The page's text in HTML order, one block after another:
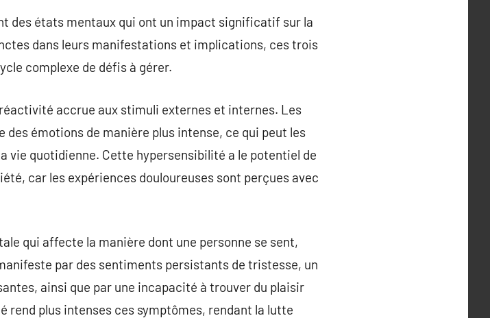
des états mentaux qui ont un impact significatif sur la
dans leurs manifestations et implications, ces trois
complexe de défis à gérer.
accrue aux stimuli externes et internes. Les
émotions de manière plus intense, ce qui peut les
vie quotidienne. Cette hypersensibilité a le potentiel de
car les expériences douloureuses sont perçues avec
qui affecte la manière dont une personne se sent,
par des sentiments persistants de tristesse, un
ainsi que par une incapacité à trouver du plaisir
rend plus intenses ces symptômes, rendant la lutte